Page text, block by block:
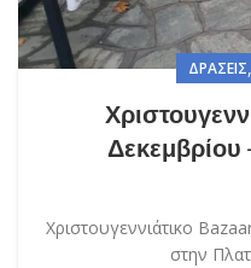
ΔΡΆΣΕΙΣ,
Δεκεμβρίου
Χριστουγεννιάτικο
στην